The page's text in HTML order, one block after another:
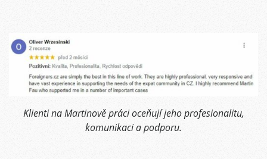
Klienti na Martinově práci oceňují jeho profesionalitu,
komunikaci a podporu.